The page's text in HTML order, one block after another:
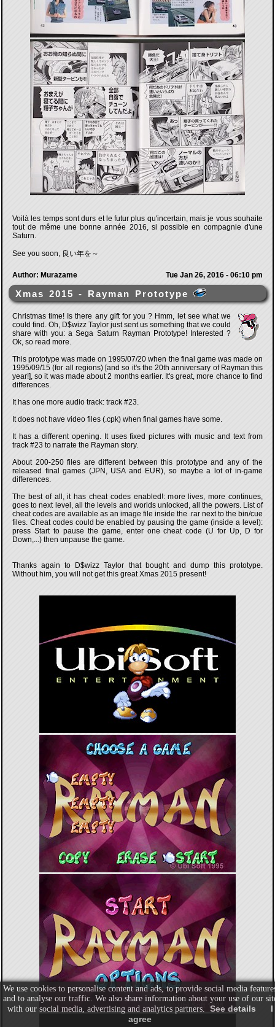
Voilà les temps sont durs et le futur plus qu'incertain, mais je vous souhaite
tout de même une bonne année 2016, si possible en compagnie d'une
Saturn.
See you soon, 良い年を～
Author: Murazame Tue Jan 26, 2016 - 06:10 pm
Xmas 2015 - Rayman Prototype
Christmas time! Is there any gift for you ? Hmm, let see what we
could find. Oh, D$wizz Taylor just sent us something that we could
share with you: a Sega Saturn Rayman Prototype! Interested ?
Ok, so read more.
This prototype was made on 1995/07/20 when the final game was made on
1995/09/15 (for all regions) [and so it's the 20th anniversary of Rayman this
year!], so it was made about 2 months earlier. It's great, more chance to find
differences.
It has one more audio track: track #23.
It does not have video files (.cpk) when final games have some.
It has a different opening. It uses fixed pictures with music and text from
track #23 to narrate the Rayman story.
About 200-250 files are different between this prototype and any of the
released final games (JPN, USA and EUR), so maybe a lot of in-game
differences.
The best of all, it has cheat codes enabled!: more lives, more continues,
goes to next level, all the levels and worlds unlocked, all the powers. List of
cheat codes are available as an image file inside the .rar next to the bin/cue
files. Cheat codes could be enabled by pausing the game (inside a level):
press Start to pause the game, enter one cheat code (U for Up, D for
Down,...) then unpause the game.
Thanks again to D$wizz Taylor that bought and dump this prototype.
Without him, you will not get this great Xmas 2015 present!
We use cookies to personalise content and ads, to provide social media
and to analyse our traffic. We also share information about your use of our
with our social media, advertising and analytics partners. See details
I
agree